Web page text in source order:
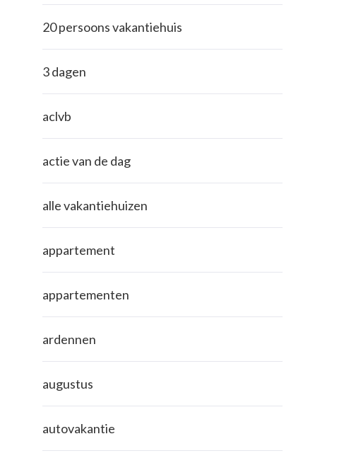
20 persoons vakantiehuis
3 dagen
aclvb
actie van de dag
alle vakantiehuizen
appartement
appartementen
ardennen
augustus
autovakantie